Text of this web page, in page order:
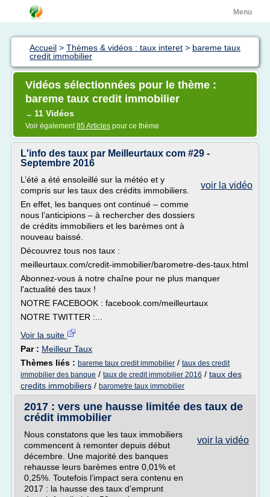
Menu
Accueil > Thèmes & vidéos : taux interet > bareme taux
credit immobilier
Vidéos sélectionnées pour le thème :
bareme taux credit immobilier
→ 11 Vidéos
Voir également85 Articles pour ce thème
L'info des taux par Meilleurtaux com #29 -
Septembre 2016
voir la vidéo
L’été a été ensoleillé sur la météo et y
compris sur les taux des crédits immobiliers.
En effet, les banques ont continué – comme
nous l’anticipions – à rechercher des dossiers
de crédits immobiliers et les barèmes ont à
nouveau baissé.
Découvrez tous nos taux :
meilleurtaux.com/credit-immobilier/barometre-des-taux.html
Abonnez-vous à notre chaîne pour ne plus manquer
l'actualité des taux !
NOTRE FACEBOOK : facebook.com/meilleurtaux
NOTRE TWITTER :...
Voir la suite
Par : Meilleur Taux
Thèmes liés : bareme taux credit immobilier / taux des credit
immobilier des banque / taux de credit immobilier 2016 / taux des
credits immobiliers / barometre taux immobilier
2017 : vers une hausse limitée des taux de
crédit immobilier
voir la vidéo
Nous constatons que les taux immobiliers
commencent à remonter depuis début
décembre. Une majorité des banques
rehausse leurs barèmes entre 0,01% et
0,25%. Toutefois l’impact sera contenu en
2017 : la hausse des taux d’emprunt